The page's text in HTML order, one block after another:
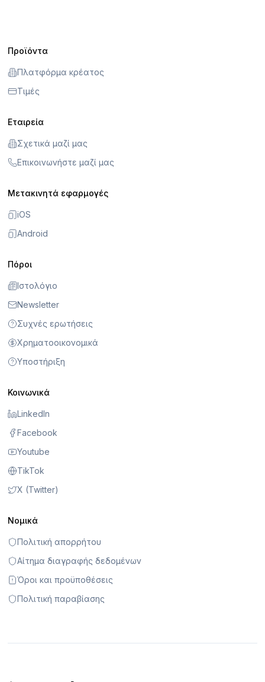
Προϊόντα
Πλατφόρμα κρέατος
Τιμές
Εταιρεία
Σχετικά μαζί μας
Επικοινωνήστε μαζί μας
Μετακινητά εφαρμογές
iOS
Android
Πόροι
Ιστολόγιο
Newsletter
Συχνές ερωτήσεις
Χρηματοοικονομικά
Υποστήριξη
Κοινωνικά
LinkedIn
Facebook
Youtube
TikTok
X (Twitter)
Νομικά
Πολιτική απορρήτου
Αίτημα διαγραφής δεδομένων
Όροι και προϋποθέσεις
Πολιτική παραβίασης